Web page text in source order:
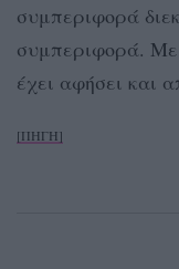
συμπεριφορά
συμπεριφορά. Με
έχει αφήσει και
[ΠΗΓΗ]